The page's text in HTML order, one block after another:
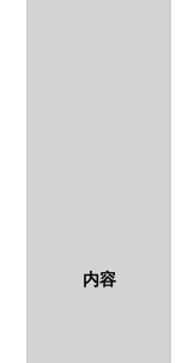
内容